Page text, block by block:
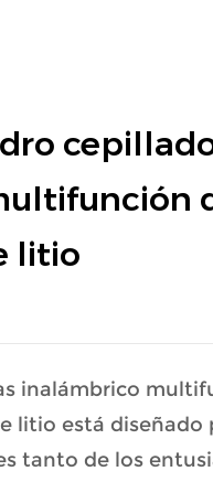
litio
inalámbrico
litio está diseñado
tanto de los